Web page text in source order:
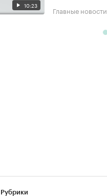
10:23 Главные новости
Рубрики